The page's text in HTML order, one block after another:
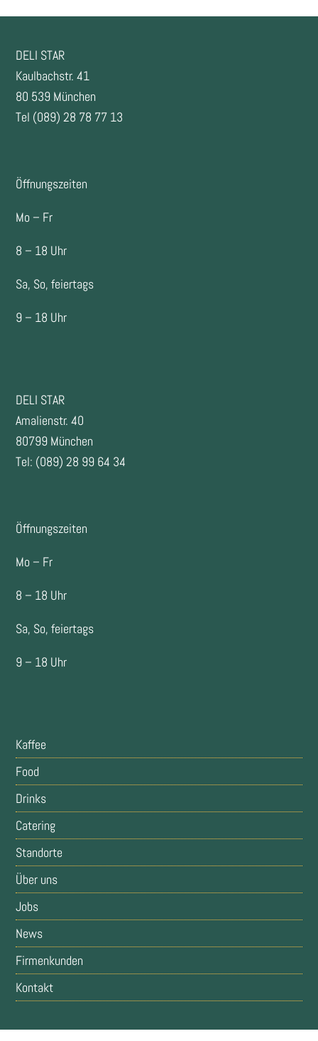
FOOTER
DELI STAR
Kaulbachstr. 41
80 539 München
Tel (089) 28 78 77 13
Öffnungszeiten
Mo – Fr
8 – 18 Uhr
Sa, So, feiertags
9 – 18 Uhr
DELI STAR
Amalienstr. 40
80799 München
Tel: (089) 28 99 64 34
Öffnungszeiten
Mo – Fr
8 – 18 Uhr
Sa, So, feiertags
9 – 18 Uhr
Kaffee
Food
Drinks
Catering
Standorte
Über uns
Jobs
News
Firmenkunden
Kontakt